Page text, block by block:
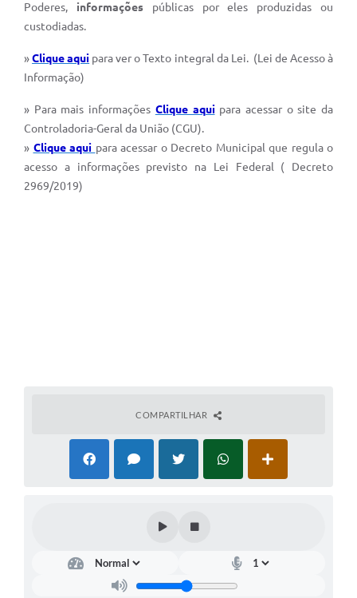
Poderes, informaçõespúblicas por eles produzidas ou
custodiadas.
»Clique aqui para ver o Texto integral da Lei. (Lei de Acesso à
Informação)
» Para mais informações Clique aquipara acessar o site da
Controladoria-Geral da União (CGU).
» Clique aqui para acessar o Decreto Municipal que regula o
acesso a informações previsto na Lei Federal ( Decreto
2969/2019)
COMPARTILHAR